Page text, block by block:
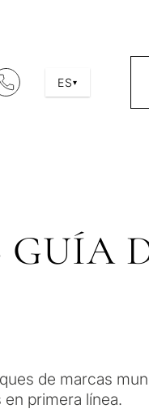
ES▾
GUÍA
de marcas
primera línea.